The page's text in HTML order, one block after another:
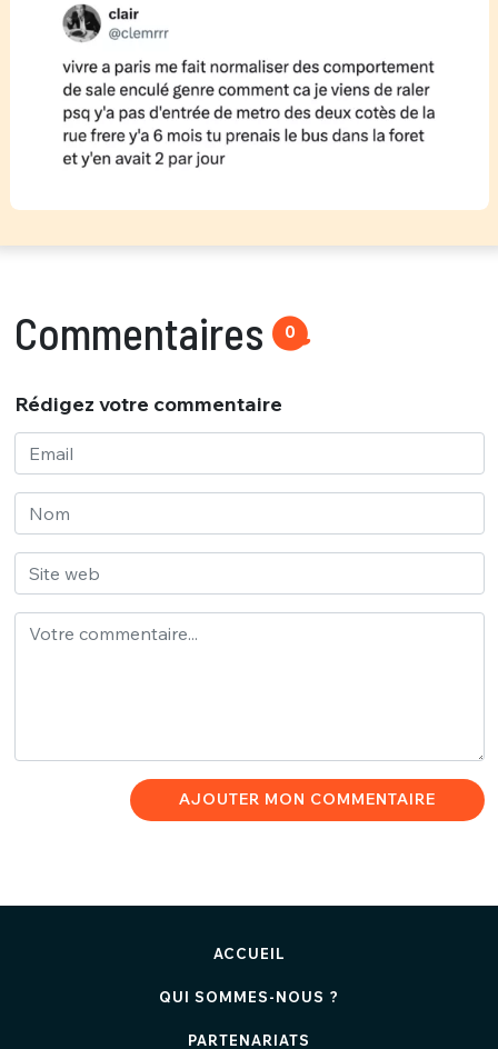
Commentaires 0
Rédigez votre commentaire
AJOUTER MON COMMENTAIRE
ACCUEIL
QUI SOMMES-NOUS ?
PARTENARIATS